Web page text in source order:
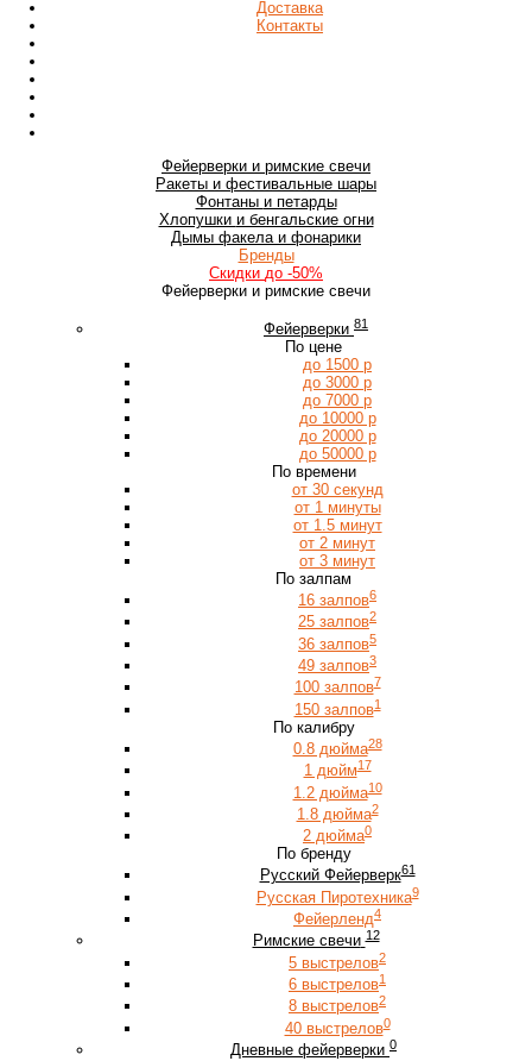
Доставка
Контакты
Фейерверки и римские свечи
Ракеты и фестивальные шары
Фонтаны и петарды
Хлопушки и бенгальские огни
Дымы факела и фонарики
Бренды
Скидки до -50%
Фейерверки и римские свечи
Фейерверки 81
По цене
до 1500 р
до 3000 р
до 7000 р
до 10000 р
до 20000 р
до 50000 р
По времени
от 30 секунд
от 1 минуты
от 1.5 минут
от 2 минут
от 3 минут
По залпам
16 залпов6
25 залпов2
36 залпов5
49 залпов3
100 залпов7
150 залпов1
По калибру
0.8 дюйма28
1 дюйм17
1.2 дюйма10
1.8 дюйма2
2 дюйма0
По бренду
Русский Фейерверк61
Русская Пиротехника9
Фейерленд4
Римские свечи 12
5 выстрелов2
6 выстрелов1
8 выстрелов2
40 выстрелов0
Дневные фейерверки 0